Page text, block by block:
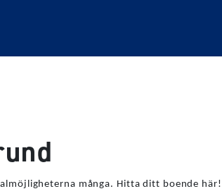
många. Hitta ditt boende här!